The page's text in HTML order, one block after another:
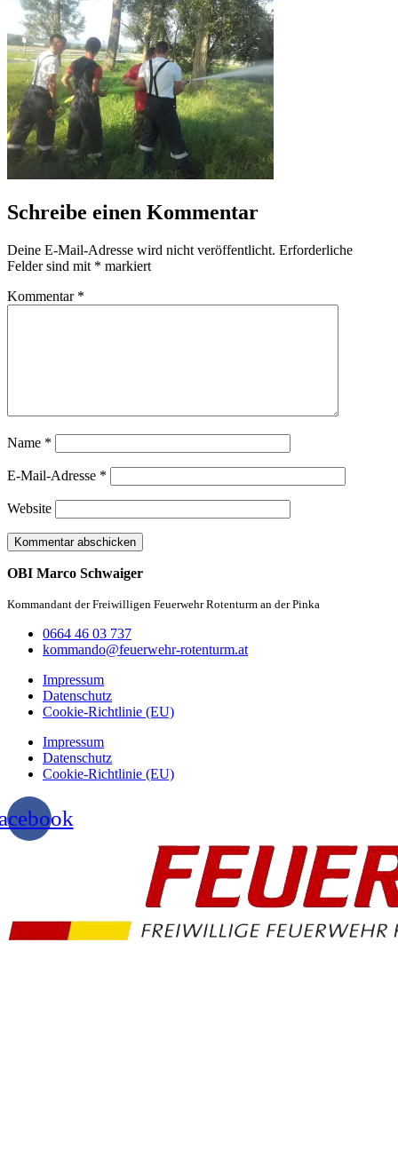
Schreibe einen Kommentar
Deine E-Mail-Adresse wird nicht veröffentlicht. Erforderliche
Felder sind mit * markiert
Kommentar *
Name *
E-Mail-Adresse *
Website
OBI Marco Schwaiger
Kommandant der Freiwilligen Feuerwehr Rotenturm an der Pinka
0664 46 03 737
kommando@feuerwehr-rotenturm.at
Impressum
Datenschutz
Cookie-Richtlinie (EU)
Impressum
Datenschutz
Cookie-Richtlinie (EU)